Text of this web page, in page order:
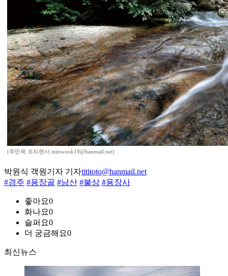
(주민욱 프리랜서 minwook19@hanmail.net)
박원식 객원기자 기자tititoto@hanmail.net
#경주 #용장골 #남산 #불상 #용장사
좋아요0
화나요0
슬퍼요0
더 궁금해요0
최신뉴스